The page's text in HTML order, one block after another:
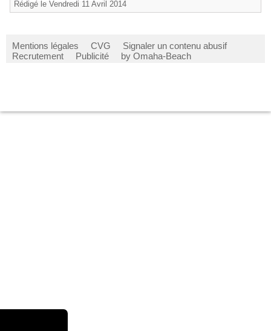
Rédigé le Vendredi 11 Avril 2014
Mentions légales CVG
Signaler un contenu abusif
Recrutement
Publicité by Omaha-Beach